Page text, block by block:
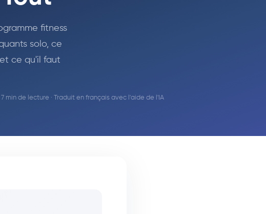
fitness
solo, ce
ce qu'il faut
7 min de lecture · Traduit en français avec l'aide de l'IA